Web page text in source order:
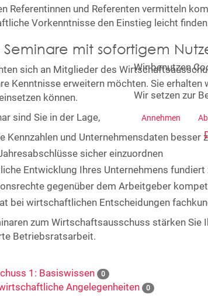
Referentinnen und Referenten vermitteln
Vorkenntnisse den Einstieg leicht
Seminare mit sofortigem
sich an Mitglieder des
Kenntnisse erweitern möchten. Sie
können.
sind Sie in der Lage,
Kennzahlen und Unternehmensdaten besser
sicher einzuordnen
Entwicklung Ihres Unternehmens fundiert
gegenüber dem Arbeitgeber
bei wirtschaftlichen Entscheidungen
zum Wirtschaftsausschuss stärken
Betriebsratsarbeit.
1: Basiswissen 0
Angelegenheiten 0
Wir benutzen
Wir setzen zur
Annehmen